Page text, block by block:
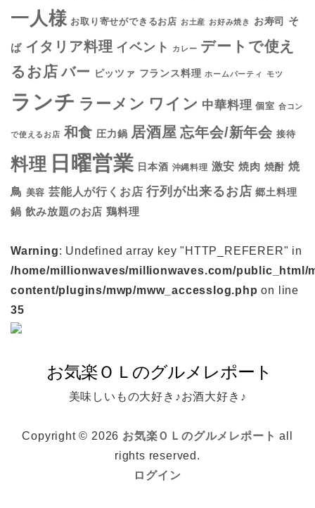
一人様 お取り寄せができるお店 お土産 お好み焼き お寿司 そ
ば イタリア料理 イベント カレー デートで使え
るお店 バー ピッツァ フランス料理 ホームパーティ モツ
ランチ ラーメン ワイン 中華料理 個室 合コン
で使えるお店 和食 圧力鍋 居酒屋 忘年会/新年会 接待
料理 日曜営業 日本酒 沖縄料理 激安 焼肉 焼酎 焼
鳥 美容 芸能人が行くお店 行列が出来るお店 郷土料理
鍋 飲み放題のお店 鶏料理
Warning: Undefined array key "HTTP_REFERER" in
/home/millionwaves/millionwaves.com/public_html/
content/plugins/mwp/mww_accesslog.php on line
35
美味しいもの大好き♪お酒大好き♪
Copyright © 2026 お気楽ＯＬのグルメレポート all
rights reserved.
ログイン